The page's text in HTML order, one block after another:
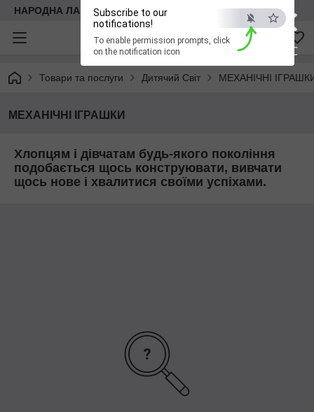
×
ESC
Subscribe to our
notifications!
To enable permission prompts, click
on the notification icon
НАРОДНА ЛАВКА
Товари та послуги Дитячий Світ МЕХАНІЧНІ
МЕХАНІЧНІ ІГРАШКИ
Хлопцям і дівчатам будь-якого покоління
подобається щось конструювати, вивчати
щось нове і хвалитися своїми успіхами.